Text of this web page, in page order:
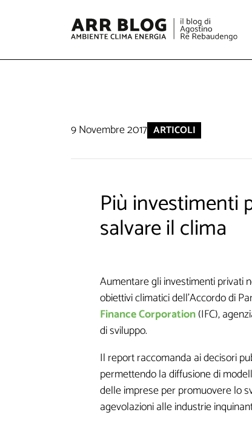
9 Novembre 2017 ARTICOLI
Più investimenti
salvare il clima
Aumentare gli investimenti privati
obiettivi climatici dell’Accordo di
Finance Corporation(IFC),
di sviluppo.
Il report raccomanda ai decisori
permettendo la diffusione di
delle imprese per promuovere lo
agevolazioni alle industrie
Lasciaci la tua